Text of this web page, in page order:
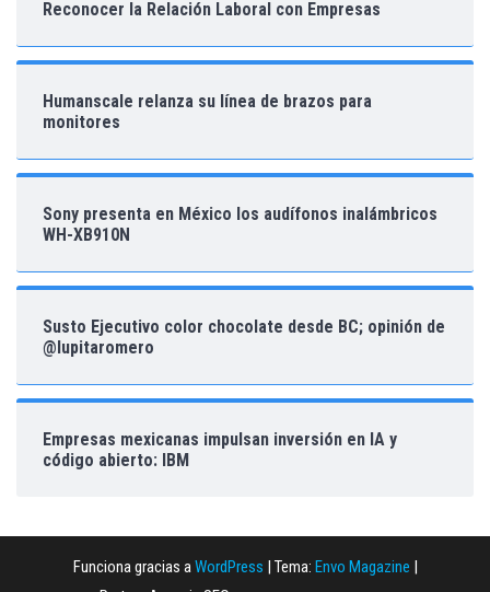
Reconocer la Relación Laboral con Empresas
Humanscale relanza su línea de brazos para
monitores
Sony presenta en México los audífonos inalámbricos
WH-XB910N
Susto Ejecutivo color chocolate desde BC; opinión de
@lupitaromero
Empresas mexicanas impulsan inversión en IA y
código abierto: IBM
Funciona gracias aWordPress Tema: Envo Magazine